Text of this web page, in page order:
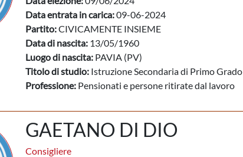
Data entrata in carica:09-06-2024
Partito:CIVICAMENTE INSIEME
Data di nascita: 13/05/1960
Luogo di nascita: PAVIA (PV)
Titolo di studio: Istruzione Secondaria di Primo Grado
Professione: Pensionati e persone ritirate dal lavoro
GAETANO DI DIO
Consigliere